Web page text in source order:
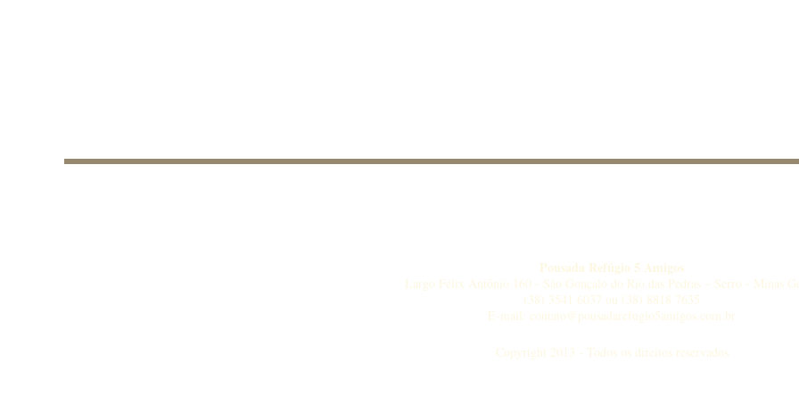
Pousada Refúgio 5 Amigos
Largo Félix Antônio 160 - São Gonçalo do Rio das Pedras – Serro - Minas
(38) 3541 6037 ou (38) 8818 7635
E-mail: contato@pousadarefugio5amigos.com.br
Copyright 2013 - Todos os direitos reservados